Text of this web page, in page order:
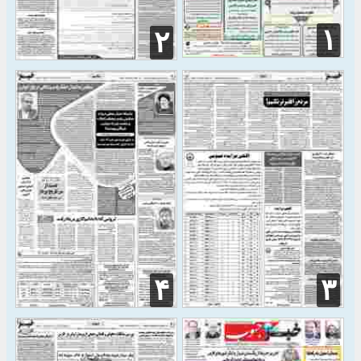
۱ ۲
۳ ۴